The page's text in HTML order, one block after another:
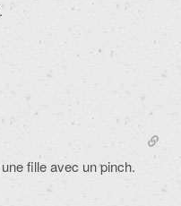
fille avec un pinch.